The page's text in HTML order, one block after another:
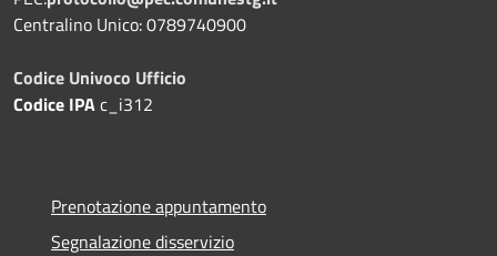
Centralino Unico: 0789740900
Codice Univoco Ufficio
Codice IPAc_i312
Prenotazione appuntamento
Segnalazione disservizio